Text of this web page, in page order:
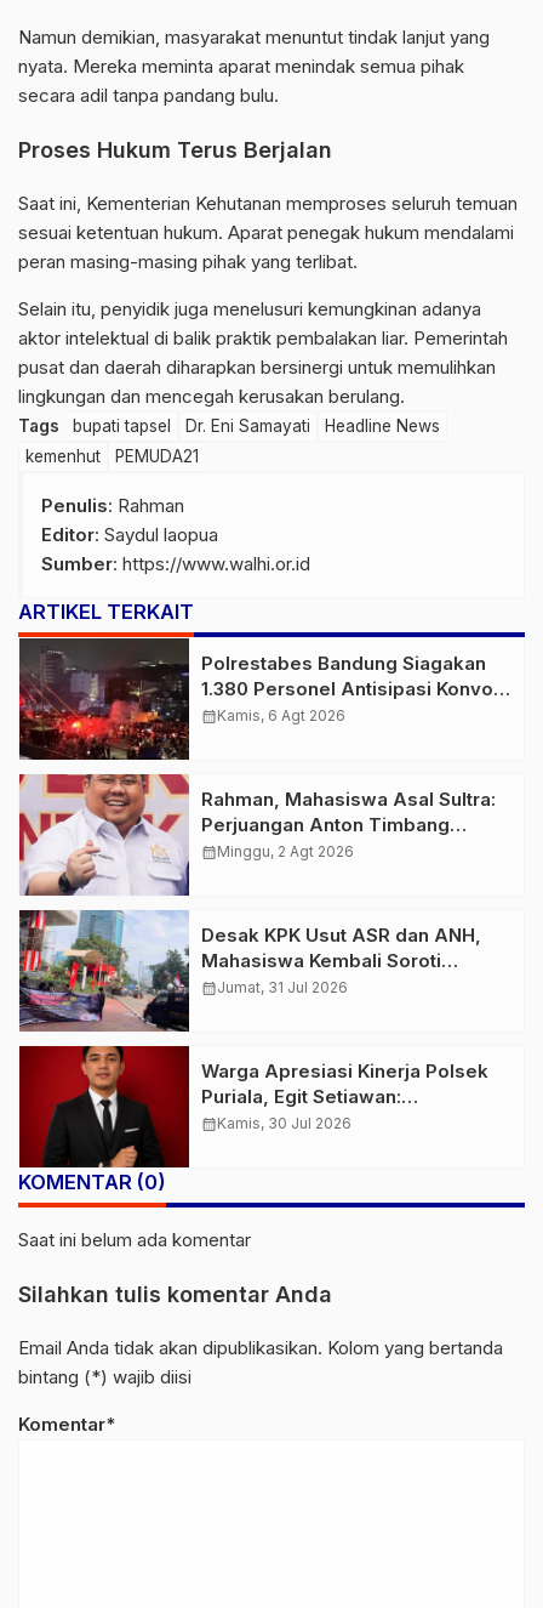
Namun demikian, masyarakat menuntut tindak lanjut yang
nyata. Mereka meminta aparat menindak semua pihak
secara adil tanpa pandang bulu.
Proses Hukum Terus Berjalan
Saat ini, Kementerian Kehutanan memproses seluruh temuan
sesuai ketentuan hukum. Aparat penegak hukum mendalami
peran masing-masing pihak yang terlibat.
Selain itu, penyidik juga menelusuri kemungkinan adanya
aktor intelektual di balik praktik pembalakan liar. Pemerintah
pusat dan daerah diharapkan bersinergi untuk memulihkan
lingkungan dan mencegah kerusakan berulang.
Tags bupati tapsel Dr. Eni Samayati
Headline News
kemenhut
PEMUDA21
Penulis: Rahman
Editor: Saydul laopua
Sumber: https://www.walhi.or.id
ARTIKEL TERKAIT
Polrestabes Bandung Siagakan
1.380 Personel Antisipasi Konvoi
Bobotoh Usai Final Piala Presiden
calendar_monthKamis, 6 Agt 2026
Rahman, Mahasiswa Asal Sultra:
Perjuangan Anton Timbang
Membawa Aspal Buton ke
calendar_monthMinggu, 2 Agt 2026
Desak KPK Usut ASR dan ANH,
Mahasiswa Kembali Soroti
LHKPN, PT TMS, dan Kapal ASR
calendar_monthJumat, 31 Jul 2026
Warga Apresiasi Kinerja Polsek
Puriala, Egit Setiawan:
Penangkapan Pengguna Sabu
calendar_monthKamis, 30 Jul 2026
KOMENTAR (0)
Saat ini belum ada komentar
Silahkan tulis komentar Anda
Email Anda tidak akan dipublikasikan. Kolom yang bertanda
bintang (*) wajib diisi
Komentar*